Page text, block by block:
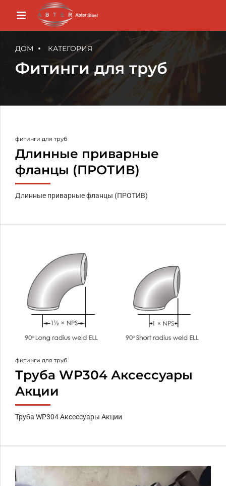
ДОМ КАТЕГОРИЯ
Фитинги для труб
фитинги для труб
Длинные приварные
фланцы (ПРОТИВ)
Длинные приварные фланцы (ПРОТИВ)
фитинги для труб
Труба WP304 Аксессуары
Акции
Труба WP304 Аксессуары Акции